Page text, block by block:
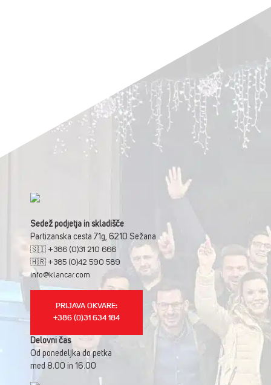
Sedež podjetja in skladišče
Partizanska cesta 71g, 6210 Sežana
🇸🇮 +386 (0)31 210 666
🇭🇷 +385 (0)42 590 589
info@klancar.com
PRIJAVA OKVARE:
+386 (0)31 634 184
Delovni čas
Od ponedeljka do petka
med 8.00 in 16.00